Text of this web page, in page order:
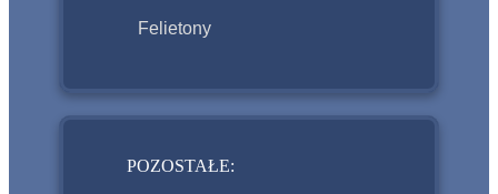
Felietony
POZOSTAŁE: